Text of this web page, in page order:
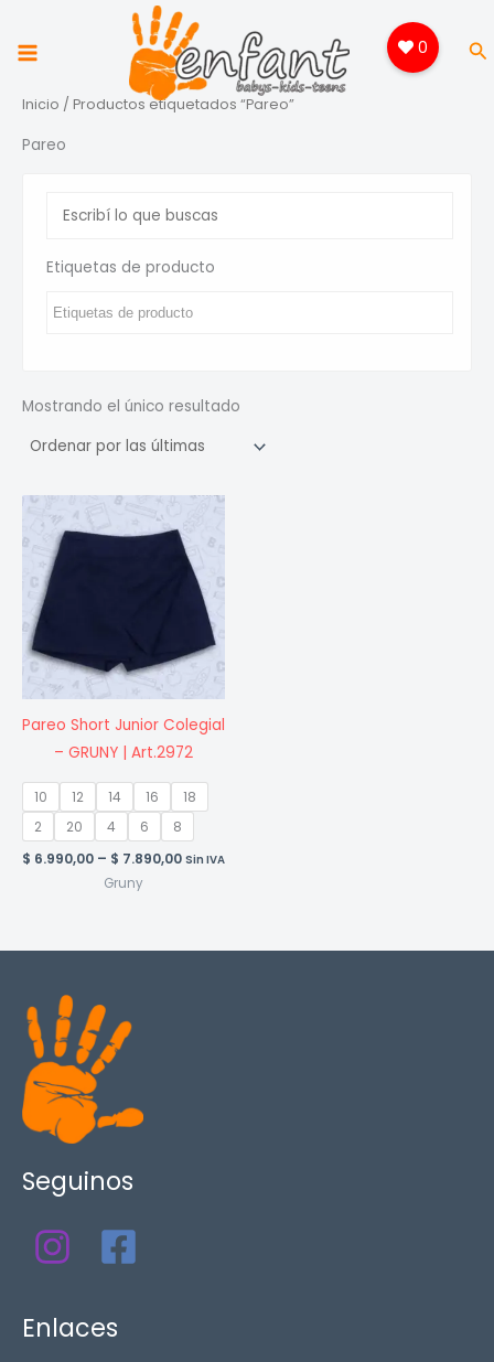
contenido
0
Inicio / Productos etiquetados “Pareo”
Pareo
Etiquetas de producto
Mostrando el único resultado
Pareo Short Junior Colegial
– GRUNY | Art.2972
10 12 14 16
18
2
20 4 6
8
$ 6.990,00 – $ 7.890,00Price
Sin IVA
Gruny
Seguinos
Enlaces